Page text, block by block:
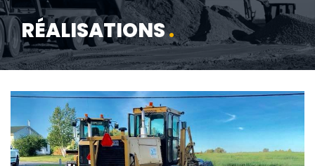
RÉALISATIONS.